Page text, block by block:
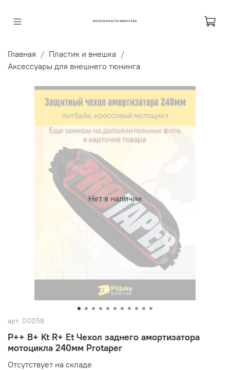
МОТОЗАПЧАСТИ MKROSS.RU
Главная
Пластик и внешка
Аксессуары для внешнего тюнинга
Нет в наличии
арт. 00058
P++ B+ Kt R+ Et Чехол заднего амортизатора
мотоцикла 240мм Protaper
Отсутствует на складе